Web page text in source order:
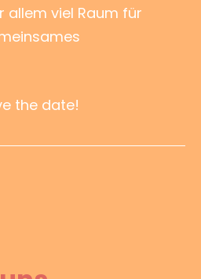
allem viel Raum für
the date!